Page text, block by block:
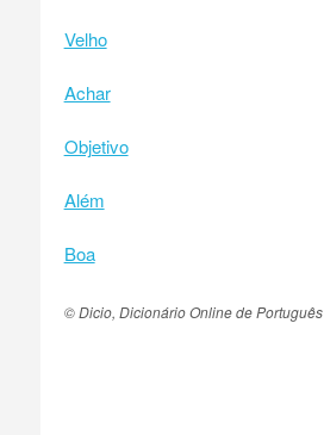
Velho
Achar
Objetivo
Além
Boa
© Dicio, Dicionário Online de Português